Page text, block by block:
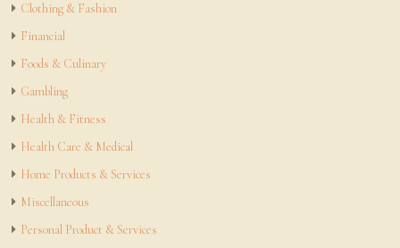
Clothing & Fashion
Financial
Foods & Culinary
Gambling
Health & Fitness
Health Care & Medical
Home Products & Services
Miscellaneous
Personal Product & Services